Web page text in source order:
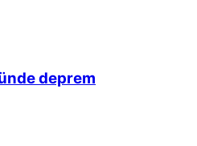
deprem